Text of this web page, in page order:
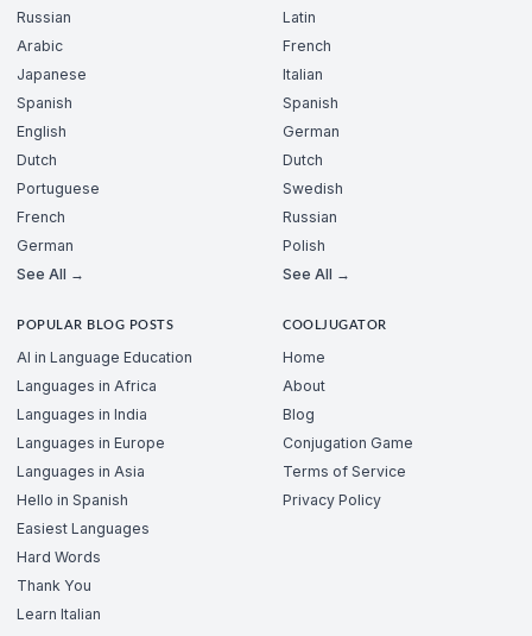
Russian
Arabic
Japanese
Spanish
English
Dutch
Portuguese
French
German
See All →
Latin
French
Italian
Spanish
German
Dutch
Swedish
Russian
Polish
See All →
POPULAR BLOG POSTS
AI in Language Education
Languages in Africa
Languages in India
Languages in Europe
Languages in Asia
Hello in Spanish
Easiest Languages
Hard Words
Thank You
Learn Italian
COOLJUGATOR
Home
About
Blog
Conjugation Game
Terms of Service
Privacy Policy